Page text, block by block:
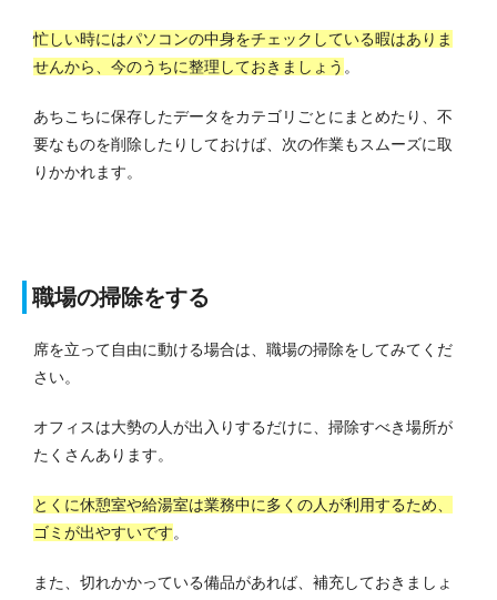
忙しい時にはパソコンの中身をチェックしている暇はありま
せんから、今のうちに整理しておきましょう 。
あちこちに保存したデータをカテゴリごとにまとめたり、不
要なものを削除したりしておけば、次の作業もスムーズに取
りかかれます。
職場の掃除をする
席を立って自由に動ける場合は、職場の掃除をしてみてくだ
さい。
オフィスは大勢の人が出入りするだけに、掃除すべき場所が
たくさんあります。
とくに休憩室や給湯室は業務中に多くの人が利用するため、
ゴミが出やすいです。
また、切れかかっている備品があれば、補充しておきましょ